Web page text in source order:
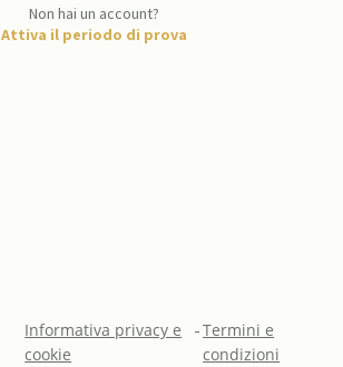
Non hai un account?
Attiva il periodo di prova
Informativa privacy e
cookie
-Termini e
condizioni